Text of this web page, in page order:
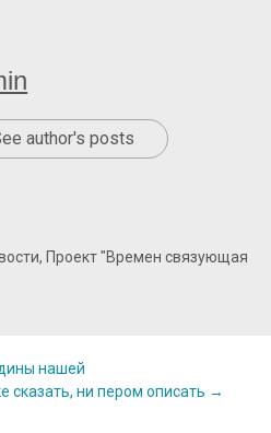
author's posts
, Проект "Времен связующая
нашей
сказать, ни пером описать →